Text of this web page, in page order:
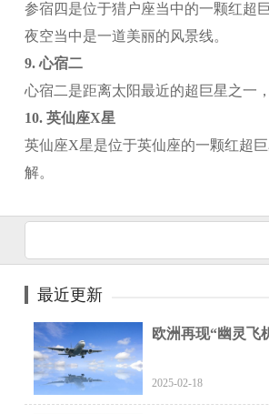
参宿四是位于猎户座当中的一颗红超
夜空当中是一道美丽的风景线。
9.心宿二
心宿二是距离太阳最近的超巨星之一
10.英仙座X星
英仙座X星是位于英仙座的一颗红超
解。
最近更新
欧洲再现“幽灵飞
2025-02-18